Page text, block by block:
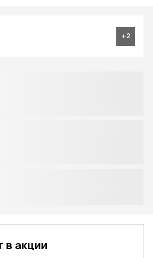
+2
в акции